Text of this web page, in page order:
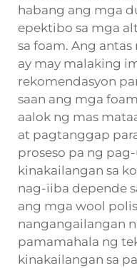
habang ang mga
epektibo sa mga
sa foam. Ang
ay may malaking
rekomendasyon
saan ang mga
aalok ng mas
at pagtanggap
proseso pa ng
kinakailangan sa
nag-iiba depende
ang mga wool
nangangailangan
pamamahala ng
kinakailangan sa